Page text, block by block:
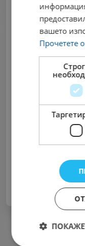
Парола
Нямате
вашето
Прочетете